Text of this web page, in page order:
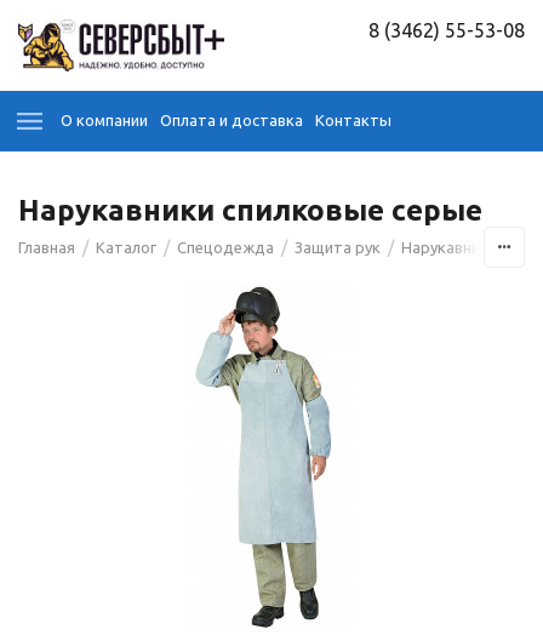
8 (3462) 55-53-08
О компании Оплата и доставка Контакты
Нарукавники спилковые серые
Главная / Каталог / Спецодежда / Защита рук / Нарукавники /